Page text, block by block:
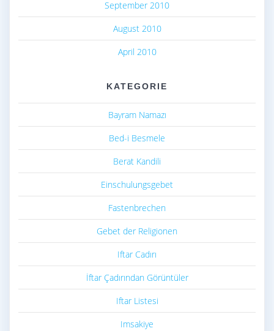
September 2010
August 2010
April 2010
KATEGORIE
Bayram Namazı
Bed-i Besmele
Berat Kandili
Einschulungsgebet
Fastenbrechen
Gebet der Religionen
Iftar Cadırı
İftar Çadırından Görüntüler
Iftar Listesi
Imsakiye